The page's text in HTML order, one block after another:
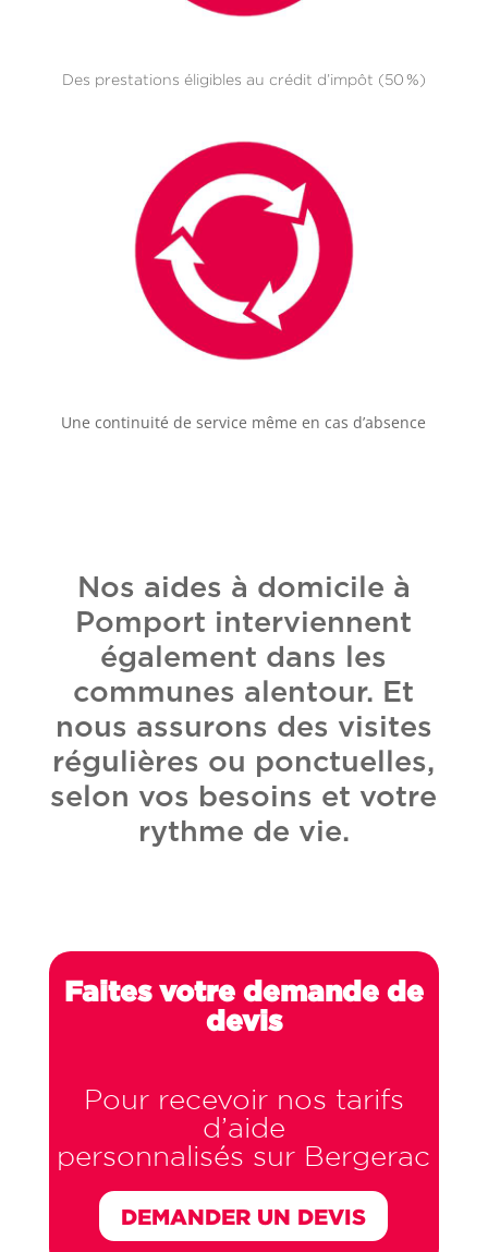
Des prestations éligibles au crédit d’impôt (50 %)
Une continuité de service même en cas d’absence
Nos aides à domicile à
Pomport interviennent
également dans les
communes alentour. Et
nous assurons des visites
régulières ou ponctuelles,
selon vos besoins et votre
rythme de vie.
Faites votre demande de
devis
Pour recevoir nos tarifs
d’aide
personnalisés sur Bergerac
DEMANDER UN DEVIS